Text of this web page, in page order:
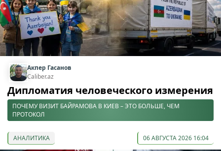
Акпер Гасанов
Caliber.az
Дипломатия человеческого измерения
ПОЧЕМУ ВИЗИТ БАЙРАМОВА В КИЕВ – ЭТО БОЛЬШЕ, ЧЕМ
ПРОТОКОЛ
АНАЛИТИКА 06 АВГУСТА 2026 16:04